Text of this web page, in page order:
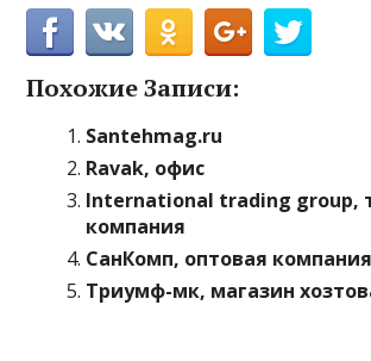
Похожие Записи:
Santehmag.ru
Ravak, офис
International trading group,
компания
СанКомп, оптовая компания
Триумф-мк, магазин